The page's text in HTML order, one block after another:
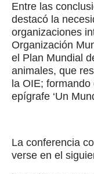
Entre las
destacó la
organizaciones
Organización
el Plan Mundial
animales, que
la OIE;
epígrafe ‘Un
La conferencia
verse en el